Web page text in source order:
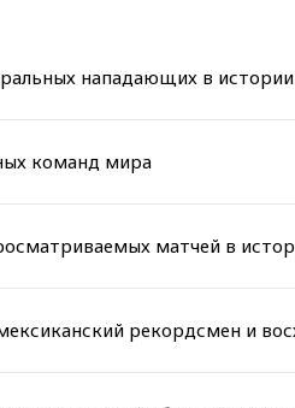
нападающих в истории
команд мира
матчей в
рекордсмен и